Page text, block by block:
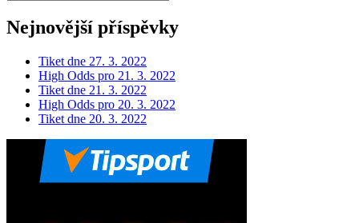
Nejnovější příspěvky
Tiket dne 27. 3. 2022
High Odds pro 21. 3. 2022
Tiket dne 21. 3. 2022
High Odds pro 20. 3. 2022
Tiket dne 20. 3. 2022